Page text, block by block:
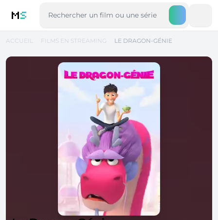
MS
ACCUEIL FILMS EN STREAMING LE DRAGON-GÉNIE